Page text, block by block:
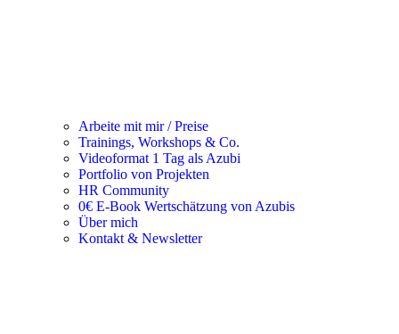
Arbeite mit mir / Preise
Trainings, Workshops & Co.
Videoformat 1 Tag als Azubi
Portfolio von Projekten
HR Community
0€ E-Book Wertschätzung von Azubis
Über mich
Kontakt & Newsletter